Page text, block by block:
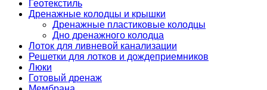
Геотекстиль
Дренажные колодцы и крышки
Дренажные пластиковые колодцы
Дно дренажного колодца
Лоток для ливневой канализации
Решетки для лотков и дождеприемников
Люки
Готовый дренаж